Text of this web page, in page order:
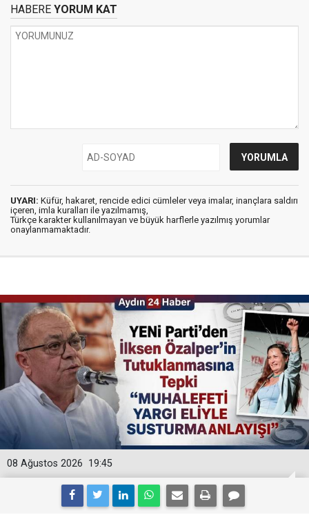
HABERE YORUM KAT
UYARI: Küfür, hakaret, rencide edici cümleler veya imalar, inançlara saldırı
içeren, imla kuralları ile yazılmamış,
Türkçe karakter kullanılmayan ve büyük harflerle yazılmış yorumlar
onaylanmamaktadır.
19:45
08 Ağustos 2026